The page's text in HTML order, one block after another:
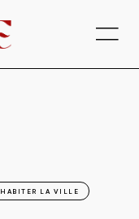
HABITER LA VILLE